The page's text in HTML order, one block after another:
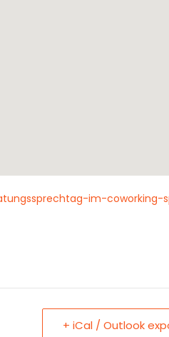
im-coworking-
+ iCal / Outlook